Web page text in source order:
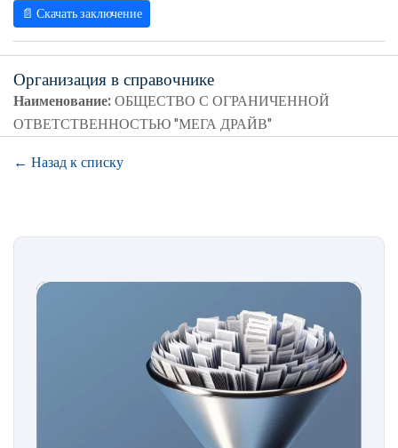
📄 Скачать заключение
Организация в справочнике
Наименование:ОБЩЕСТВО С ОГРАНИЧЕННОЙ
ОТВЕТСТВЕННОСТЬЮ "МЕГА ДРАЙВ"
← Назад к списку